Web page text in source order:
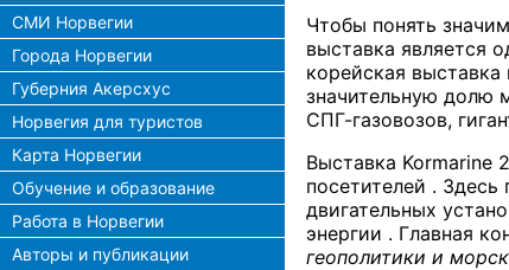
СМИ Норвегии
Города Норвегии
Губерния Акерсхус
Норвегия для туристов
Карта Норвегии
Обучение и образование
Работа в Норвегии
Авторы и публикации
Чтобы понять
выставка является
корейская
значительную долю
СПГ-газовозов,
Выставка Kormarine
посетителей .
двигательных
энергии . Главная
геополитики и